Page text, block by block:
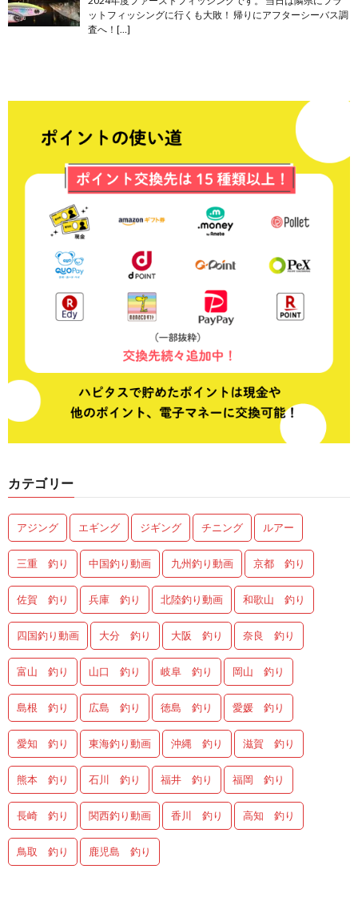
ットフィッシングに行くも大敗！ 帰りにアフターシーバス調
査へ！[…]
カテゴリー
アジング エギング ジギング チニング ルアー
三重 釣り 中国釣り動画 九州釣り動画 京都 釣り
佐賀 釣り 兵庫 釣り 北陸釣り動画 和歌山 釣り
四国釣り動画 大分 釣り 大阪 釣り 奈良 釣り
富山 釣り 山口 釣り 岐阜 釣り 岡山 釣り
島根 釣り 広島 釣り 徳島 釣り 愛媛 釣り
愛知 釣り 東海釣り動画 沖縄 釣り 滋賀 釣り
熊本 釣り 石川 釣り 福井 釣り 福岡 釣り
長崎 釣り 関西釣り動画 香川 釣り 高知 釣り
鳥取 釣り 鹿児島 釣り